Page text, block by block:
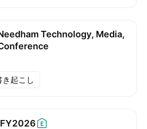
Technology, Media,
起こし
FY2026